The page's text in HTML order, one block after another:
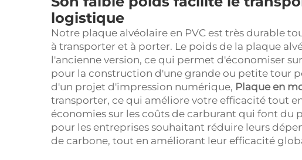
logistique
Notre plaque alvéolaire en PVC est très durable
à transporter et à porter. Le poids de la plaque
l'ancienne version, ce qui permet d'économiser
pour la construction d'une grande ou petite tour
d'un projet d'impression numérique, Plaque en
transporter, ce qui améliore votre efficacité tout
économies sur les coûts de carburant qui font du
pour les entreprises souhaitant réduire leurs
de carbone, tout en améliorant leur efficacité